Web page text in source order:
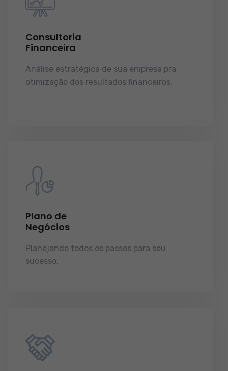
Consultoria
Financeira
Análise estratégica de sua empresa pra
otimização dos resultados financeiros.
Plano de
Negócios
Planejando todos os passos para seu
sucesso.